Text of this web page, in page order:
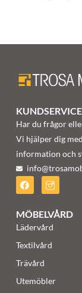
KUNDSERVICE
Har du frågor
Vi hjälper dig
information och
MÖBELVÅRD
Lädervård
Textilvård
Trävård
Utemöbler